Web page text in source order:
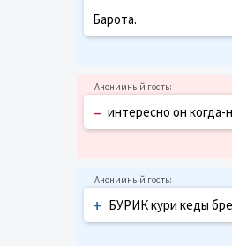
Барота.
– интересно он когда-
+ БУРИК кури кеды